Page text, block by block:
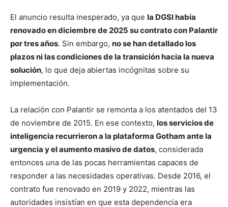
El anuncio resulta inesperado, ya que la DGSI había
renovado en diciembre de 2025 su contrato con Palantir
por tres años. Sin embargo, no se han detallado los
plazos ni las condiciones de la transición hacia la nueva
solución, lo que deja abiertas incógnitas sobre su
implementación.
La relación con Palantir se remonta a los atentados del 13
de noviembre de 2015. En ese contexto, los servicios de
inteligencia recurrieron a la plataforma Gotham ante la
urgencia y el aumento masivo de datos, considerada
entonces una de las pocas herramientas capaces de
responder a las necesidades operativas. Desde 2016, el
contrato fue renovado en 2019 y 2022, mientras las
autoridades insistían en que esta dependencia era